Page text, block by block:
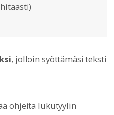
, jolloin syöttämäsi teksti
ohjeita lukutyylin